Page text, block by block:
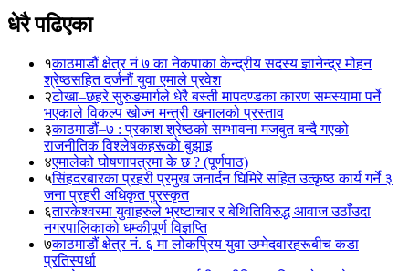
धेरै पढिएका
१काठमाडौं क्षेत्र नं ७ का नेकपाका केन्द्रीय सदस्य ज्ञानेन्द्र मोहन
श्रेष्ठसहित दर्जनौं युवा एमाले प्रवेश
२टोखा–छहरे सुरुङमार्गले धेरै बस्ती मापदण्डका कारण समस्यामा पर्ने
भएकाले विकल्प खोज्न मन्त्री खनालको प्रस्ताव
३काठमाडौं–७ : प्रकाश श्रेष्ठको सम्भावना मजबुत बन्दै गएको
राजनीतिक विश्लेषकहरूको बुझाइ
४एमालेको घोषणापत्रमा के छ ? (पूर्णपाठ)
५सिंहदरबारका प्रहरी प्रमुख जनार्दन घिमिरे सहित उत्कृष्ठ कार्य गर्ने ३
जना प्रहरी अधिकृत पुरस्कृत
६तारकेश्वरमा युवाहरुले भ्रष्टाचार र बेथितिविरुद्ध आवाज उठाँउदा
नगरपालिकाको धम्कीपूर्ण विज्ञप्ति
७काठमाडौं क्षेत्र नं. ६ मा लोकप्रिय युवा उम्मेदवारहरूबीच कडा
प्रतिस्पर्धा